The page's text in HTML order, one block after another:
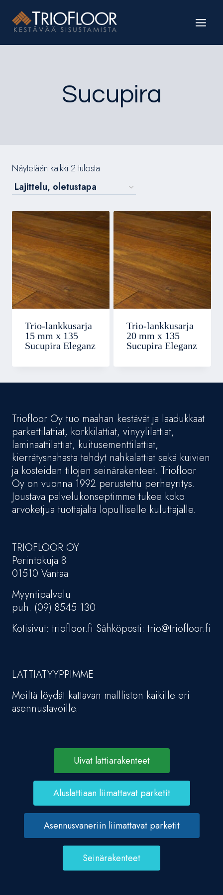
sisältöön
Sucupira
Näytetään kaikki 2 tulosta
Trio-lankkusarja
15 mm x 135
Sucupira Eleganz
Trio-lankkusarja
20 mm x 135
Sucupira Eleganz
Triofloor Oy tuo maahan kestävät ja laadukkaat
parkettilattiat, korkkilattiat, vinyylilattiat,
laminaattilattiat, kuitusementtilattiat,
kierrätysnahasta tehdyt nahkalattiat sekä kuivien
ja kosteiden tilojen seinärakenteet. Triofloor
Oy on vuonna 1992 perustettu perheyritys.
Joustava palvelukonseptimme tukee koko
arvoketjua tuottajalta lopulliselle kuluttajalle.
TRIOFLOOR OY
Perintökuja 8
01510 Vantaa
Myyntipalvelu
puh. (09) 8545 130
Kotisivut: triofloor.fi Sähköposti: trio@triofloor.fi
LATTIATYYPPIMME
Meiltä löydät kattavan mallliston kaikille eri
asennustavoille.
Uivat lattiarakenteet
Aluslattiaan liimattavat parketit
Asennusvaneriin liimattavat parketit
Seinärakenteet